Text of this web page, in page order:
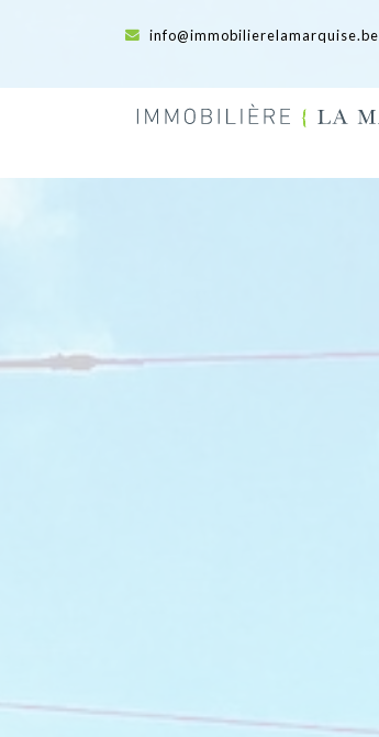
info@immobilierelamarquise.be